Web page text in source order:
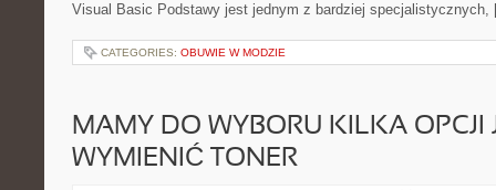
Visual Basic Podstawy jest jednym z bardziej
CATEGORIES: OBUWIE W MODZIE
MAMY DO WYBORU KILKA OPCJI
WYMIENIĆ TONER